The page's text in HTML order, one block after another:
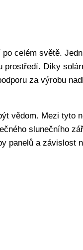
celém světě.
prostředí. Díky
za výrobu
vědom. Mezi tyto
slunečního
panelů a závislost